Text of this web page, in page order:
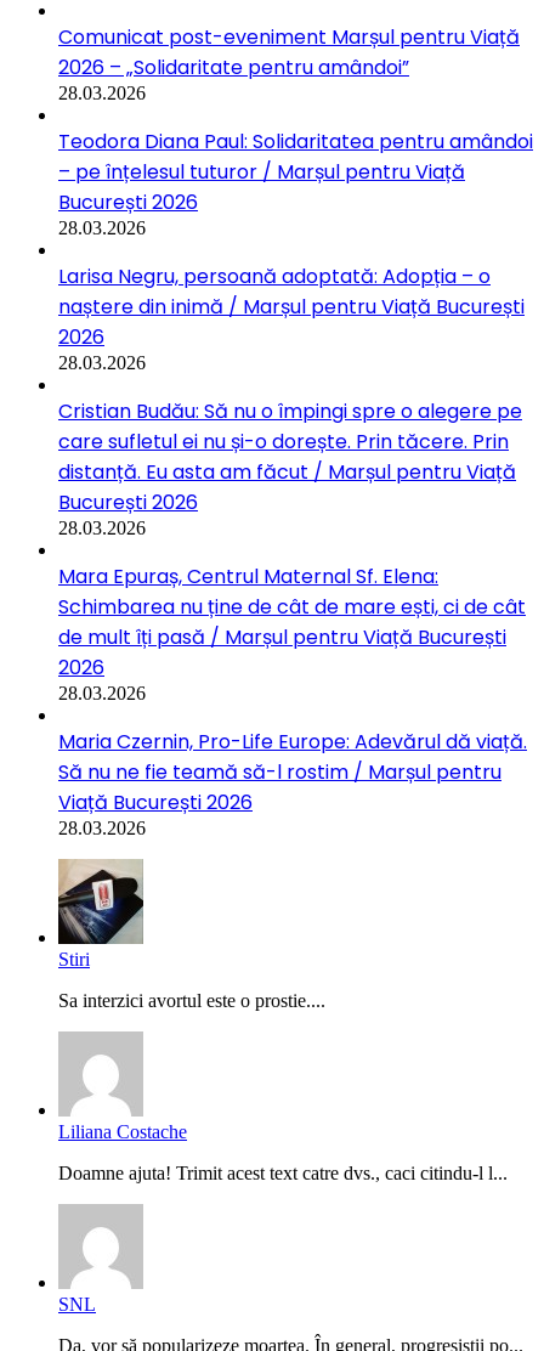
Comunicat post-eveniment Marșul pentru Viață
2026 – „Solidaritate pentru amândoi”
28.03.2026
Teodora Diana Paul: Solidaritatea pentru amândoi
– pe înțelesul tuturor / Marșul pentru Viață
București 2026
28.03.2026
Larisa Negru, persoană adoptată: Adopția – o
naștere din inimă / Marșul pentru Viață București
2026
28.03.2026
Cristian Budău: Să nu o împingi spre o alegere pe
care sufletul ei nu și-o dorește. Prin tăcere. Prin
distanță. Eu asta am făcut / Marșul pentru Viață
București 2026
28.03.2026
Mara Epuraș, Centrul Maternal Sf. Elena:
Schimbarea nu ține de cât de mare ești, ci de cât
de mult îți pasă / Marșul pentru Viață București
2026
28.03.2026
Maria Czernin, Pro-Life Europe: Adevărul dă viață.
Să nu ne fie teamă să-l rostim / Marșul pentru
Viață București 2026
28.03.2026
Stiri
Sa interzici avortul este o prostie....
Liliana Costache
Doamne ajuta! Trimit acest text catre dvs., caci citindu-l l...
SNL
Da, vor să popularizeze moartea. În general, progresiștii po...